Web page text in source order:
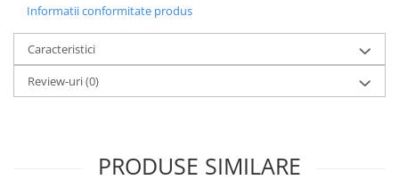
Informatii conformitate produs
Caracteristici
Review-uri(0)
PRODUSE SIMILARE